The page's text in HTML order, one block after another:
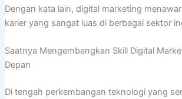
Dengan kata lain, digital marketing
karier yang sangat luas di berbagai sektor
Saatnya Mengembangkan Skill Digital
Depan
Di tengah perkembangan teknologi yang